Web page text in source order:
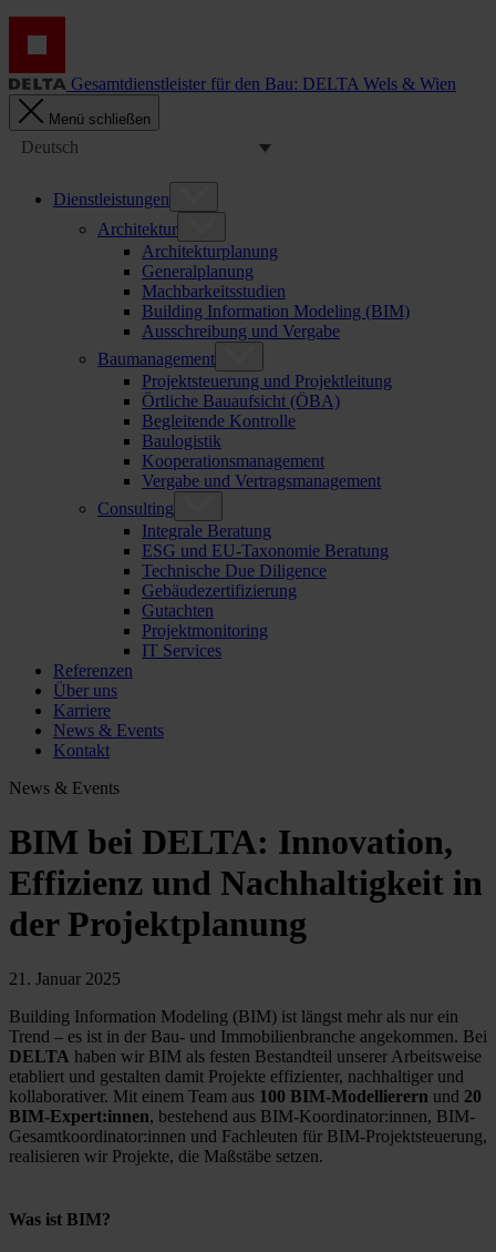
Gesamtdienstleister für den Bau: DELTA Wels & Wien
Menü schließen
Deutsch
Dienstleistungen
Architektur
Architekturplanung
Generalplanung
Machbarkeitsstudien
Building Information Modeling (BIM)
Ausschreibung und Vergabe
Baumanagement
Projektsteuerung und Projektleitung
Örtliche Bauaufsicht (ÖBA)
Begleitende Kontrolle
Baulogistik
Kooperationsmanagement
Vergabe und Vertragsmanagement
Consulting
Integrale Beratung
ESG und EU-Taxonomie Beratung
Technische Due Diligence
Gebäudezertifizierung
Gutachten
Projektmonitoring
IT Services
Referenzen
Über uns
Karriere
News & Events
Kontakt
News & Events
BIM bei DELTA: Innovation,
Effizienz und Nachhaltigkeit in
der Projektplanung
21. Januar 2025
Building Information Modeling (BIM) ist längst mehr als nur ein
Trend – es ist in der Bau- und Immobilienbranche angekommen. Bei
DELTA haben wir BIM als festen Bestandteil unserer Arbeitsweise
etabliert und gestalten damit Projekte effizienter, nachhaltiger und
kollaborativer. Mit einem Team aus 100 BIM-Modellierern und 20
BIM-Expert:innen, bestehend aus BIM-Koordinator:innen, BIM-
Gesamtkoordinator:innen und Fachleuten für BIM-Projektsteuerung,
realisieren wir Projekte, die Maßstäbe setzen.
Was ist BIM?